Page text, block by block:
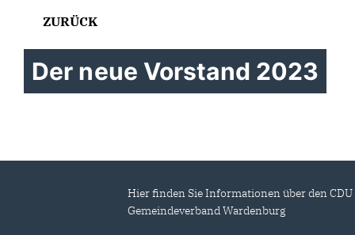
ZURÜCK
Der neue Vorstand 2023
Hier finden Sie Informationen über den CDU
Gemeindeverband Wardenburg